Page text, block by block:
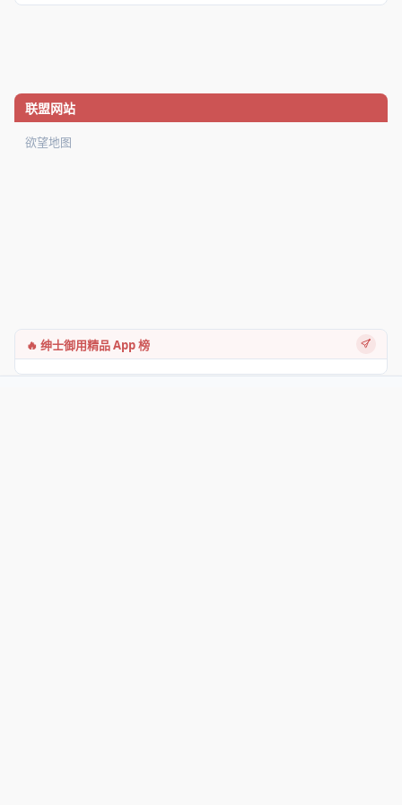
联盟网站
欲望地图
🔥 绅士御用精品 App 榜